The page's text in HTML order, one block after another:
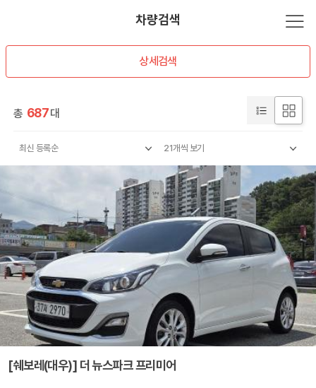
상세검색
차량검색
총 687대
[쉐보레(대우)] 더 뉴스파크 프리미어